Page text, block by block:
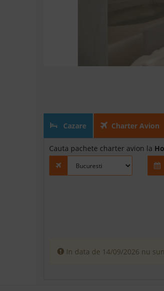
Cazare Charter Avion
Cauta pachete charter avion la
In data de 14/09/2026 nu